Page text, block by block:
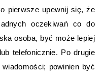
pierwsze upewnij się, że
oczekiwań co do
osoba, być może lepiej
telefonicznie. Po drugie
powinien być